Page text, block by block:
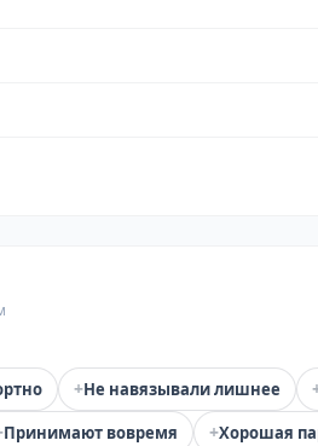
+Не навязывали лишнее
Принимают вовремя +Хорошая